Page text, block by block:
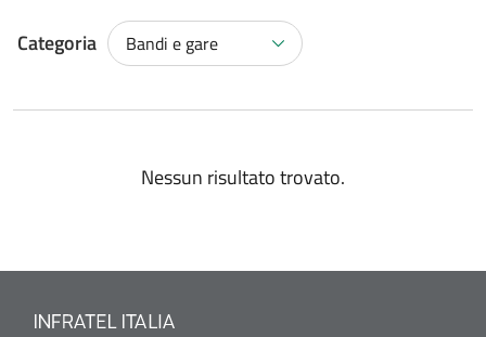
Categoria Bandi e gare
Nessun risultato trovato.